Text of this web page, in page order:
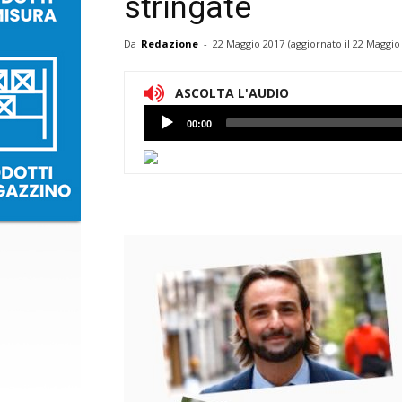
stringate
Da Redazione - 22 Maggio 2017 (aggiornato il 22 Maggio
ASCOLTA L'AUDIO
Lettore
Audio
00:00